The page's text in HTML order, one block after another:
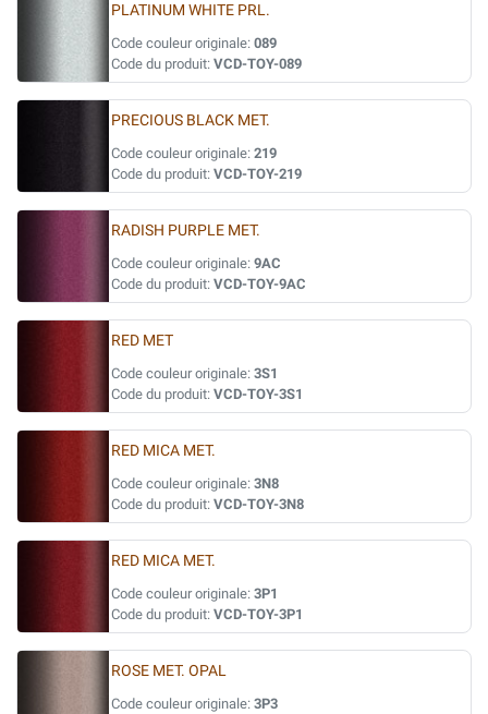
PLATINUM WHITE PRL.
Code couleur originale: 089
Code du produit: VCD-TOY-089
PRECIOUS BLACK MET.
Code couleur originale: 219
Code du produit: VCD-TOY-219
RADISH PURPLE MET.
Code couleur originale: 9AC
Code du produit: VCD-TOY-9AC
RED MET
Code couleur originale: 3S1
Code du produit: VCD-TOY-3S1
RED MICA MET.
Code couleur originale: 3N8
Code du produit: VCD-TOY-3N8
RED MICA MET.
Code couleur originale: 3P1
Code du produit: VCD-TOY-3P1
ROSE MET. OPAL
Code couleur originale: 3P3